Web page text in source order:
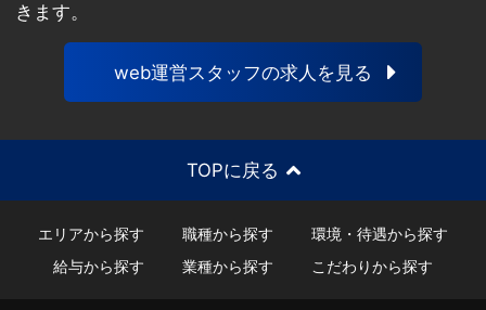
きます。
web運営スタッフの求人を見る
TOPに戻る
エリアから探す 職種から探す
環境・待遇から探す
給与から探す
業種から探す こだわりから探す